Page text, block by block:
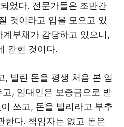
었다. 전문가들은 조만간
것이라고 입을 모으고 있
부채가 감당하고 있으니,
갇힌 것이다.
, 빌린 돈을 평생 처음 본 임
, 임대인은 보증금으로 받
쓰고, 돈을 빌리라고 부추
한다. 책임자는 없고 돈은